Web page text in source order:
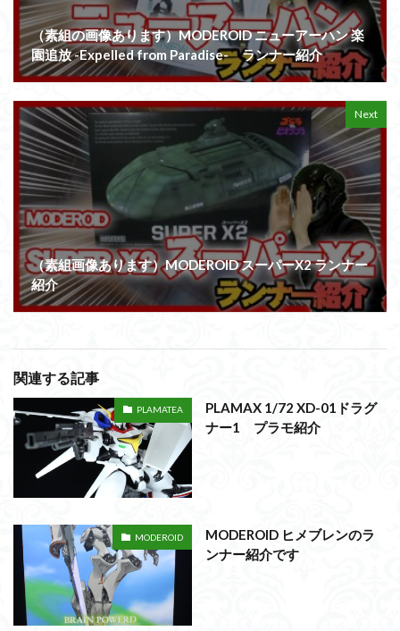
（素組の画像あります）MODEROID ニューアーハン 楽
園追放 -Expelled from Paradise- ランナー紹介
Next
（素組画像あります）MODEROID スーパーX2 ランナー
紹介
関連する記事
PLAMATEA
PLAMAX 1/72 XD-01ドラグ
ナー1 プラモ紹介
MODEROID
MODEROID ヒメブレンのラ
ンナー紹介です